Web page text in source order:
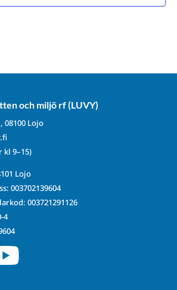
och miljö rf (LUVY)
08100 Lojo
9–15)
Lojo
003702139604
003721291126
4